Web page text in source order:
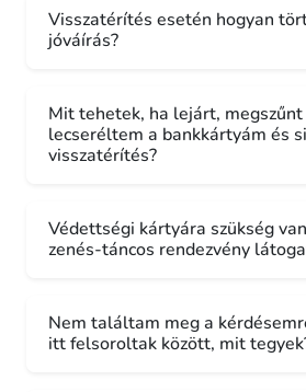
Visszatérítés esetén hogyan
jóváírás?
Mit tehetek, ha lejárt, megszűnt
lecseréltem a bankkártyám és
visszatérítés?
Védettségi kártyára szükség
zenés-táncos rendezvény
Nem találtam meg a
itt felsoroltak között, mit